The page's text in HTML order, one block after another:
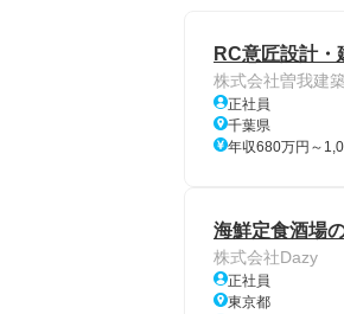
RC意匠設計
株式会社曽我建
正社員
千葉県
年収680万円～
海鮮定食酒場
株式会社Dazy
正社員
東京都